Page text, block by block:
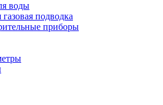
воды
подводка
приборы